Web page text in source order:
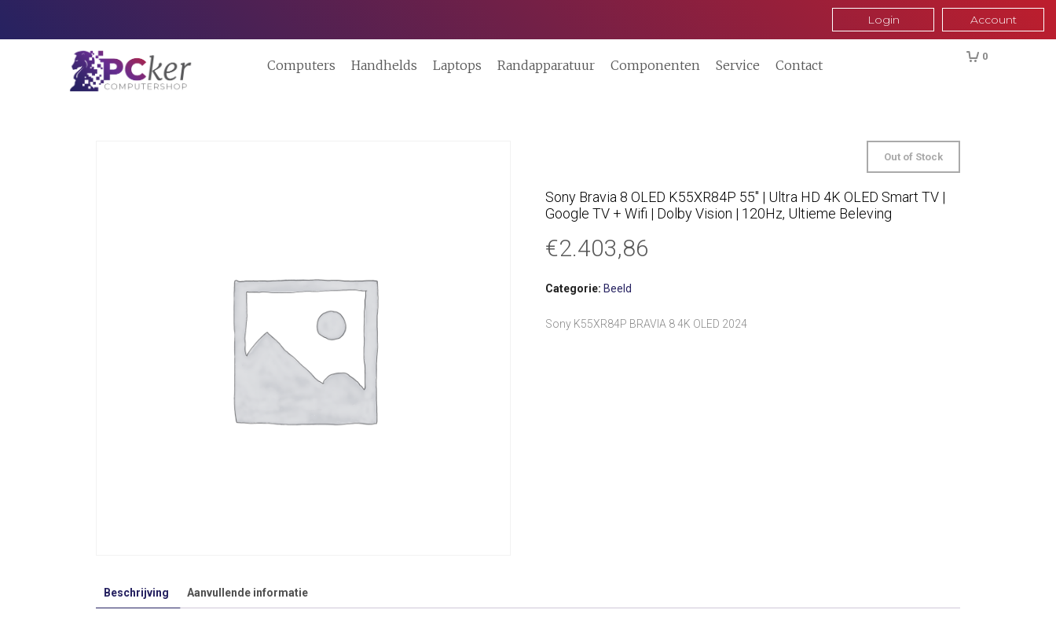
Login Account
Computers Handhelds Laptops Randapparatuur Componenten Service Contact
0
Out of Stock
Sony Bravia 8 OLED K55XR84P 55″ | Ultra HD 4K OLED Smart TV |
Google TV + Wifi | Dolby Vision | 120Hz, Ultieme Beleving
€2.403,86
Categorie: Beeld
Sony K55XR84P BRAVIA 8 4K OLED 2024
Beschrijving Aanvullende informatie